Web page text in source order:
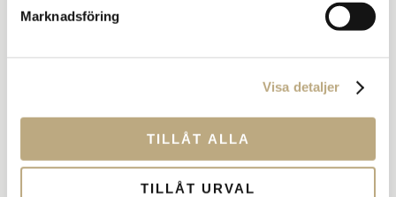
Marknadsföring
Visa detaljer
TILLÅT ALLA
TILLÅT URVAL